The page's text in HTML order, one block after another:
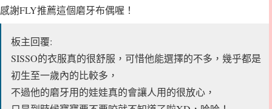
感謝FLY推薦這個磨牙布偶喔！
板主回覆:
SISSO的衣服真的很舒服，可惜他能選擇的不多，幾乎都是
初生至一歲內的比較多，
不過他的磨牙用的娃娃真的會讓人用的很放心，